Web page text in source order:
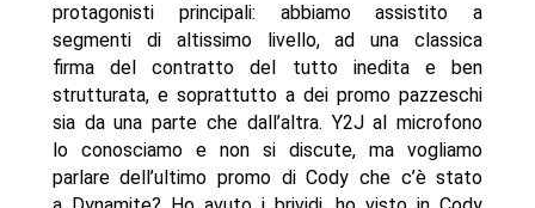
protagonisti principali: abbiamo assistito a
segmenti di altissimo livello, ad una classica
firma del contratto del tutto inedita e ben
strutturata, e soprattutto a dei promo pazzeschi
sia da una parte che dall’altra. Y2J al microfono
lo conosciamo e non si discute, ma vogliamo
parlare dell’ultimo promo di Cody che c’è stato